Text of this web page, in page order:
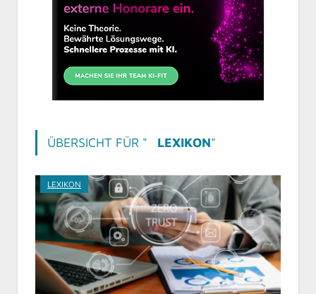
ÜBERSICHT FÜR " LEXIKON"
LEXIKON